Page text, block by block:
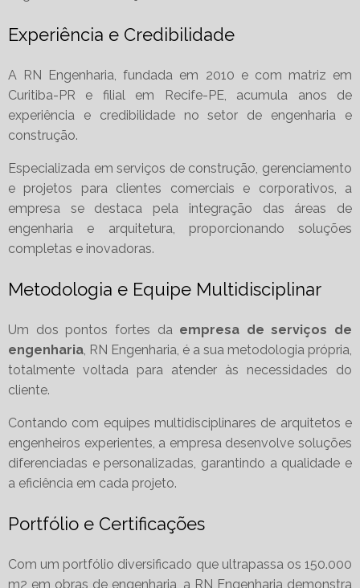
Experiência e Credibilidade
A RN Engenharia, fundada em 2010 e com matriz em
Curitiba-PR e filial em Recife-PE, acumula anos de
experiência e credibilidade no setor de engenharia e
construção.
Especializada em serviços de construção, gerenciamento
e projetos para clientes comerciais e corporativos, a
empresa se destaca pela integração das áreas de
engenharia e arquitetura, proporcionando soluções
completas e inovadoras.
Metodologia e Equipe Multidisciplinar
Um dos pontos fortes da empresa de serviços de
engenharia, RN Engenharia, é a sua metodologia própria,
totalmente voltada para atender às necessidades do
cliente.
Contando com equipes multidisciplinares de arquitetos e
engenheiros experientes, a empresa desenvolve soluções
diferenciadas e personalizadas, garantindo a qualidade e
a eficiência em cada projeto.
Portfólio e Certificações
Com um portfólio diversificado que ultrapassa os 150.000
m2 em obras de engenharia, a RN Engenharia demonstra